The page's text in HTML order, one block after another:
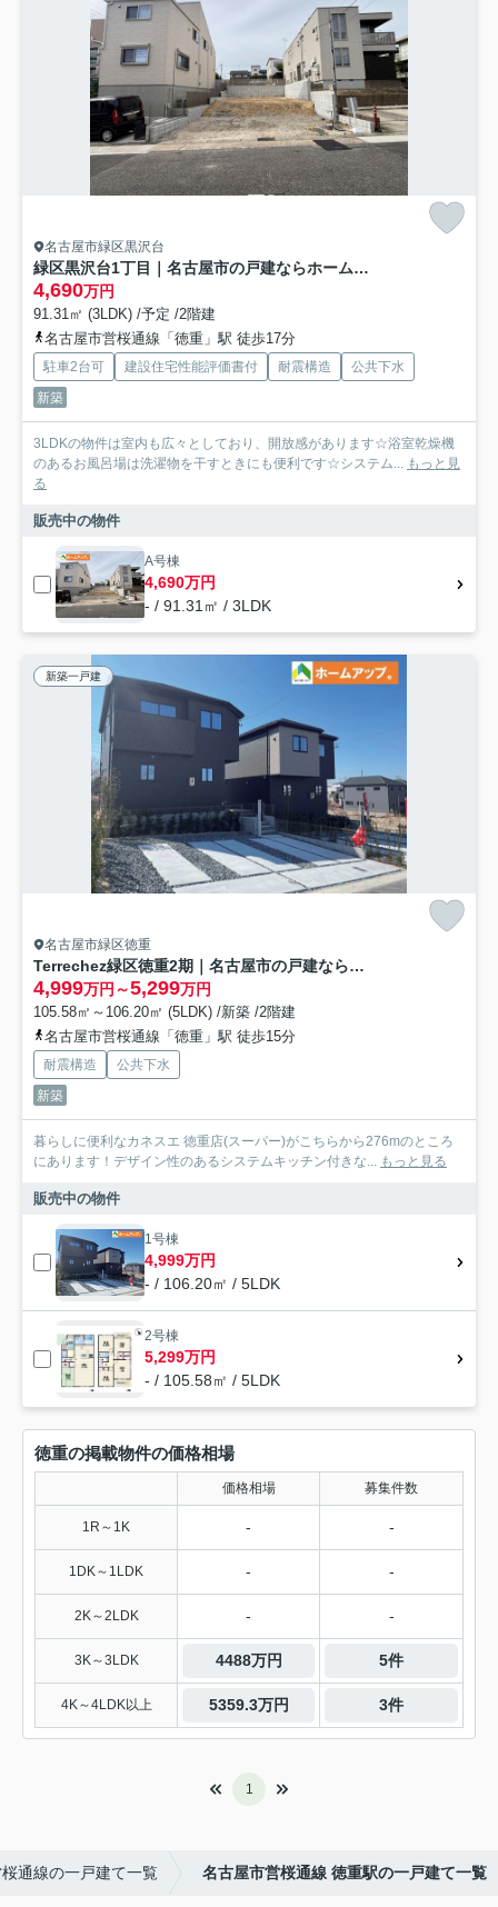
名古屋市緑区黒沢台
緑区黒沢台1丁目｜名古屋市の戸建ならホームアップ
4,690万円
91.31㎡ (3LDK) /予定 /2階建
名古屋市営桜通線「徳重」駅 徒歩17分
駐車2台可 建設住宅性能評価書付 耐震構造
公共下水
新築
3LDKの物件は室内も広々としており、開放感があります☆浴室乾燥機
のあるお風呂場は洗濯物を干すときにも便利です☆システム... もっと見
る
販売中の物件
A号棟
4,690万円
- / 91.31㎡ / 3LDK
新築一戸建
名古屋市緑区徳重
Terrechez緑区徳重2期｜名古屋市の戸建ならホームアップ
4,999万円～5,299万円
105.58㎡～106.20㎡ (5LDK) /新築 /2階建
名古屋市営桜通線「徳重」駅 徒歩15分
耐震構造
公共下水
新築
暮らしに便利なカネスエ 徳重店(スーパー)がこちらから276mのところ
にあります！デザイン性のあるシステムキッチン付きな... もっと見る
販売中の物件
1号棟
4,999万円
- / 106.20㎡ / 5LDK
2号棟
5,299万円
- / 105.58㎡ / 5LDK
徳重の掲載物件の価格相場
価格相場 募集件数
1R～1K - -
1DK～1LDK - -
2K～2LDK - -
3K～3LDK 4488万円 5件
4K～4LDK以上 5359.3万円 3件
1
通線の一戸建て一覧 名古屋市営桜通線 徳重駅の一戸建て一覧